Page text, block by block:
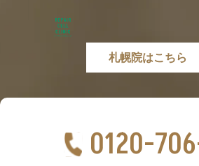
札幌院はこちら
0120-